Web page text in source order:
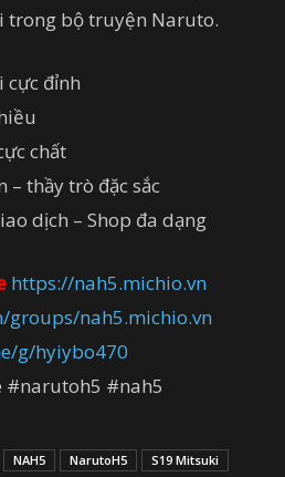
trong bộ truyện Naruto.
cực đỉnh
chất
thầy trò đặc sắc
dịch – Shop đa dạng
https://nah5.michio.vn
groups/nah5.michio.vn
g/hyiybo470
#narutoh5 #nah5
NAH5 NarutoH5 S19 Mitsuki